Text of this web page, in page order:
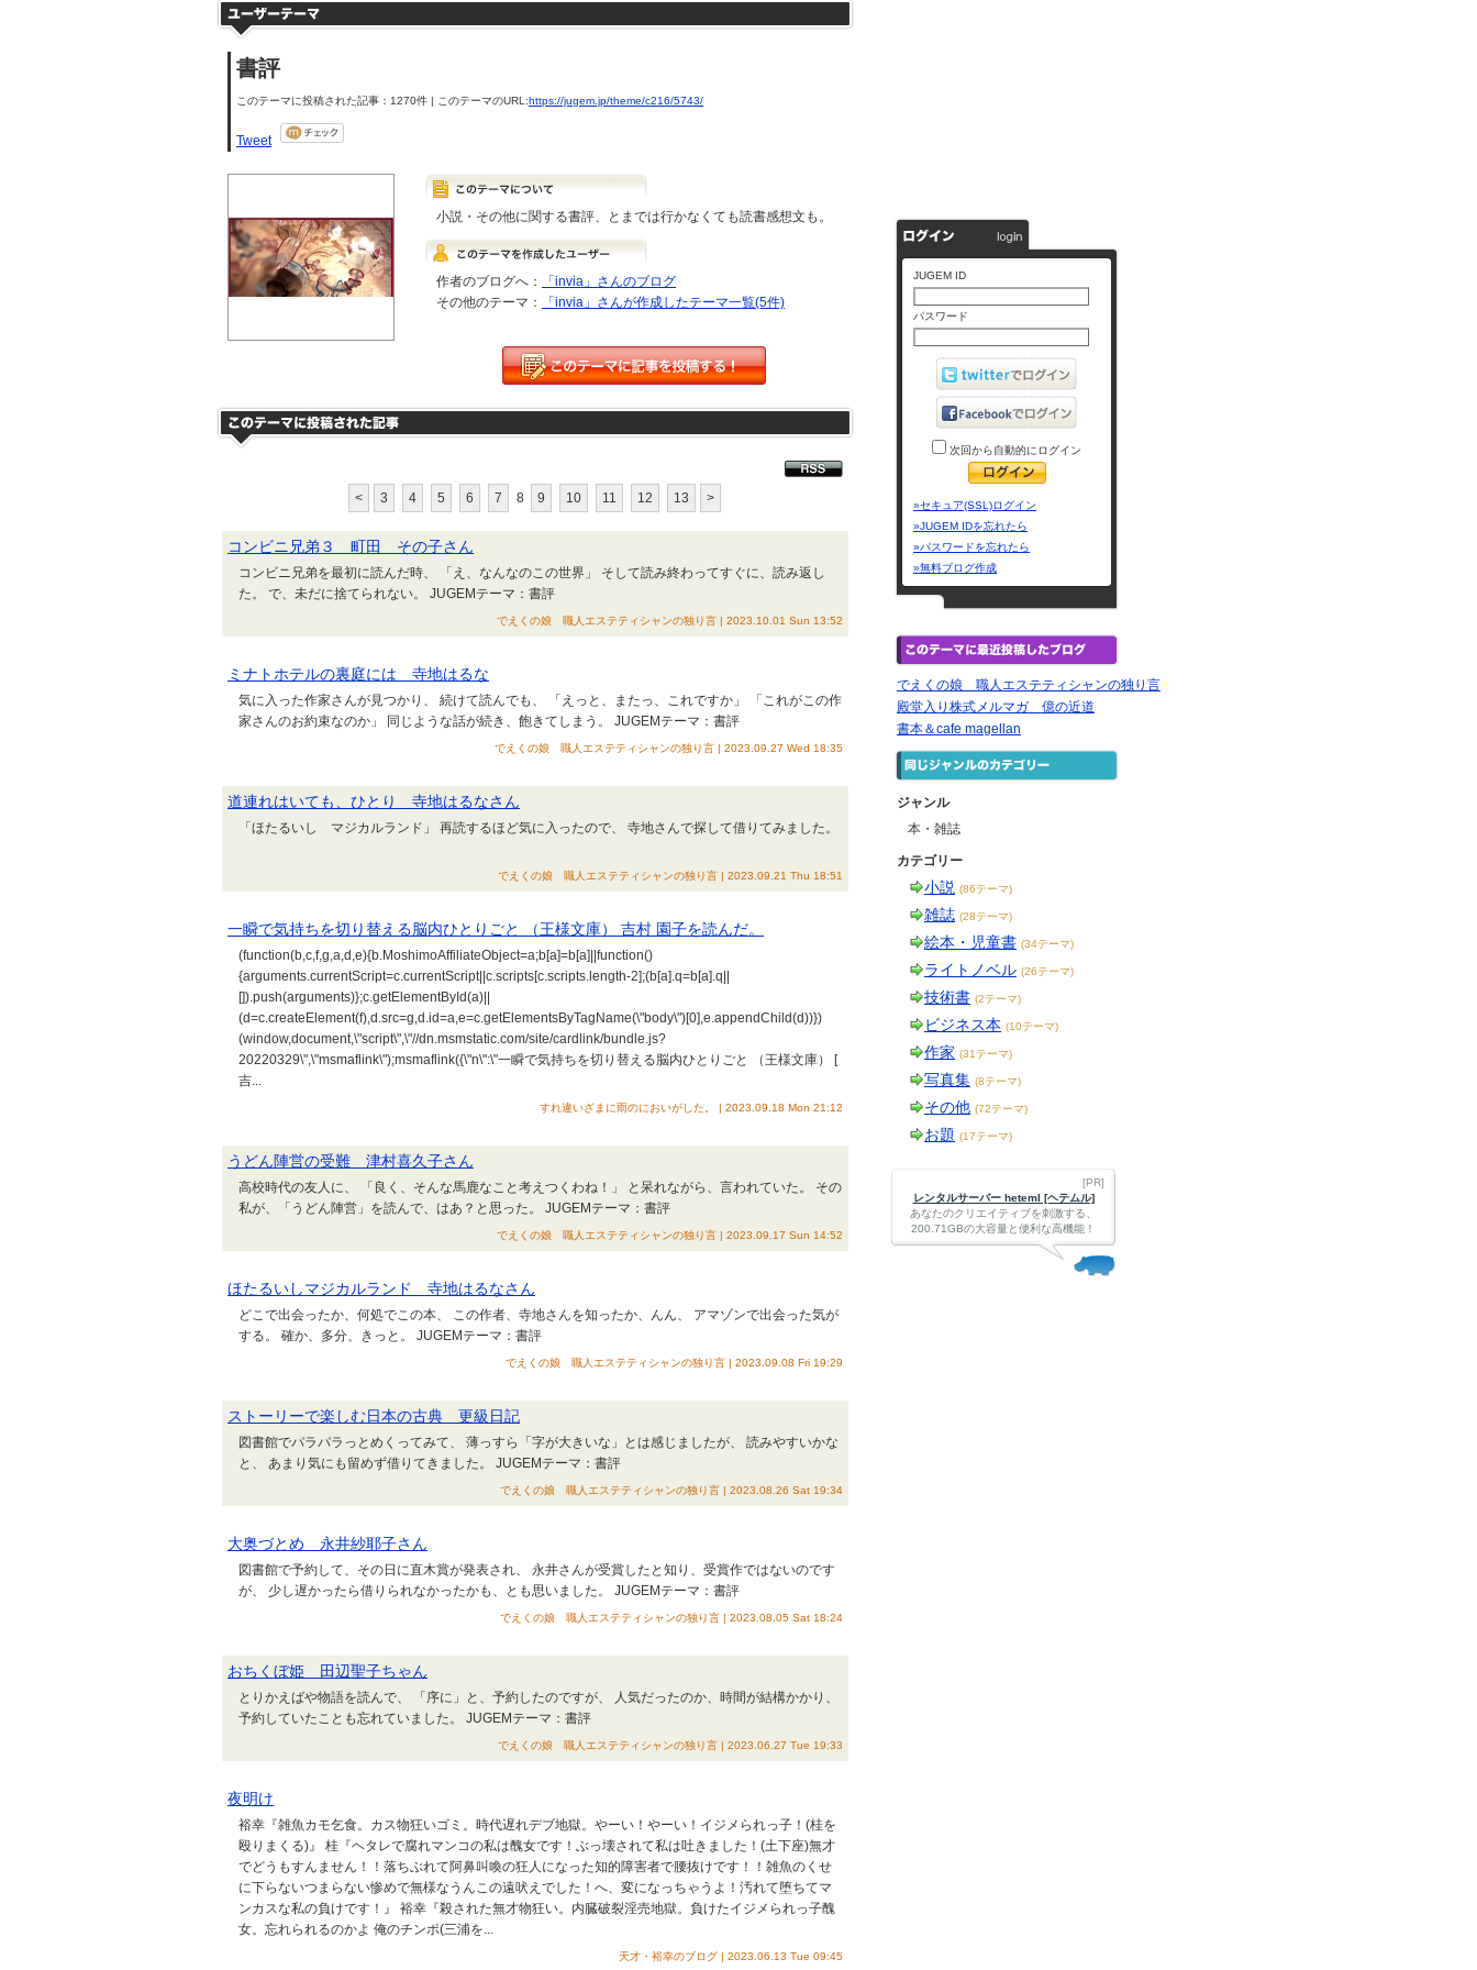
書評
このテーマに投稿された記事：1270件 | このテーマのURL:https://jugem.jp/theme/c216/5743/
Tweet
小説・その他に関する書評、とまでは行かなくても読書感想文も。
作者のブログへ：
「invia」さんのブログ
その他のテーマ：
「invia」さんが作成したテーマ一覧(5件)
< 3 4 5 6 7 8 9 10 11 12 13 >
コンビニ兄弟３ 町田 その子さん
コンビニ兄弟を最初に読んだ時、 「え、なんなのこの世界」 そして読み終わってすぐに、読み返し
た。 で、未だに捨てられない。 JUGEMテーマ：書評
でえくの娘 職人エステティシャンの独り言 | 2023.10.01 Sun 13:52
ミナトホテルの裏庭には 寺地はるな
気に入った作家さんが見つかり、 続けて読んでも、 「えっと、またっ、これですか」 「これがこの作
家さんのお約束なのか」 同じような話が続き、飽きてしまう。 JUGEMテーマ：書評
でえくの娘 職人エステティシャンの独り言 | 2023.09.27 Wed 18:35
道連れはいても、ひとり 寺地はるなさん
「ほたるいし マジカルランド」 再読するほど気に入ったので、 寺地さんで探して借りてみました。
でえくの娘 職人エステティシャンの独り言 | 2023.09.21 Thu 18:51
一瞬で気持ちを切り替える脳内ひとりごと （王様文庫） 吉村 園子を読んだ。
(function(b,c,f,g,a,d,e){b.MoshimoAffiliateObject=a;b[a]=b[a]||function()
{arguments.currentScript=c.currentScript||c.scripts[c.scripts.length-2];(b[a].q=b[a].q||
[]).push(arguments)};c.getElementById(a)||
(d=c.createElement(f),d.src=g,d.id=a,e=c.getElementsByTagName(\"body\")[0],e.appendChild(d))})
(window,document,\"script\",\"//dn.msmstatic.com/site/cardlink/bundle.js?
20220329\",\"msmaflink\");msmaflink({\"n\":\"一瞬で気持ちを切り替える脳内ひとりごと （王様文庫） [
吉...
すれ違いざまに雨のにおいがした。 | 2023.09.18 Mon 21:12
うどん陣営の受難 津村喜久子さん
高校時代の友人に、 「良く、そんな馬鹿なこと考えつくわね！」 と呆れながら、言われていた。 その
私が、「うどん陣営」を読んで、はあ？と思った。 JUGEMテーマ：書評
でえくの娘 職人エステティシャンの独り言 | 2023.09.17 Sun 14:52
ほたるいしマジカルランド 寺地はるなさん
どこで出会ったか、何処でこの本、 この作者、寺地さんを知ったか、んん、 アマゾンで出会った気が
する。 確か、多分、きっと。 JUGEMテーマ：書評
でえくの娘 職人エステティシャンの独り言 | 2023.09.08 Fri 19:29
ストーリーで楽しむ日本の古典 更級日記
図書館でパラパラっとめくってみて、 薄っすら「字が大きいな」とは感じましたが、 読みやすいかな
と、 あまり気にも留めず借りてきました。 JUGEMテーマ：書評
でえくの娘 職人エステティシャンの独り言 | 2023.08.26 Sat 19:34
大奥づとめ 永井紗耶子さん
図書館で予約して、その日に直木賞が発表され、 永井さんが受賞したと知り、受賞作ではないのです
が、 少し遅かったら借りられなかったかも、とも思いました。 JUGEMテーマ：書評
でえくの娘 職人エステティシャンの独り言 | 2023.08.05 Sat 18:24
おちくぼ姫 田辺聖子ちゃん
とりかえばや物語を読んで、 「序に」と、予約したのですが、 人気だったのか、時間が結構かかり、
予約していたことも忘れていました。 JUGEMテーマ：書評
でえくの娘 職人エステティシャンの独り言 | 2023.06.27 Tue 19:33
夜明け
裕幸『雑魚カモ乞食。カス物狂いゴミ。時代遅れデブ地獄。やーい！やーい！イジメられっ子！(桂を
殴りまくる)』 桂『ヘタレで腐れマンコの私は醜女です！ぶっ壊されて私は吐きました！(土下座)無才
でどうもすんません！！落ちぶれて阿鼻叫喚の狂人になった知的障害者で腰抜けです！！雑魚のくせ
に下らないつまらない惨めで無様なうんこの遠吠えでした！へ、変になっちゃうよ！汚れて堕ちてマ
ンカスな私の負けです！』 裕幸『殺された無才物狂い。内臓破裂淫売地獄。負けたイジメられっ子醜
女。忘れられるのかよ 俺のチンポ(三浦を...
天才・裕幸のブログ | 2023.06.13 Tue 09:45
JUGEM ID
パスワード
次回から自動的にログイン
»セキュア(SSL)ログイン
»JUGEM IDを忘れたら
»パスワードを忘れたら
»無料ブログ作成
でえくの娘 職人エステティシャンの独り言
殿堂入り株式メルマガ 億の近道
書本＆cafe magellan
ジャンル
本・雑誌
カテゴリー
小説 (86テーマ)
雑誌 (28テーマ)
絵本・児童書 (34テーマ)
ライトノベル (26テーマ)
技術書 (2テーマ)
ビジネス本 (10テーマ)
作家 (31テーマ)
写真集 (8テーマ)
その他 (72テーマ)
お題 (17テーマ)
[PR]
レンタルサーバー heteml [ヘテムル]
あなたのクリエイティブを刺激する、
200.71GBの大容量と便利な高機能！